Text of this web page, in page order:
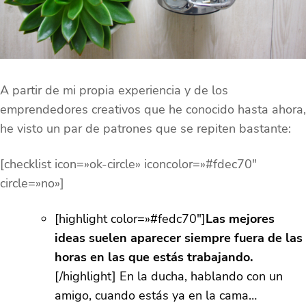
A partir de mi propia experiencia y de los
emprendedores creativos que he conocido hasta ahora,
he visto un par de patrones que se repiten bastante:
[checklist icon=»ok-circle» iconcolor=»#fdec70″
circle=»no»]
[highlight color=»#fedc70″]Las mejores
ideas suelen aparecer siempre fuera de las
horas en las que estás trabajando.
[/highlight] En la ducha, hablando con un
amigo, cuando estás ya en la cama…